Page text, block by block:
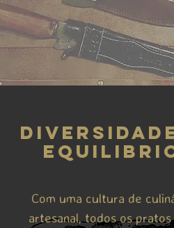
Com uma cultura de
artesanal, todos os